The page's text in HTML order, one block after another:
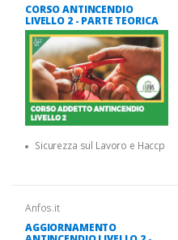
CORSO ANTINCENDIO
LIVELLO 2 - PARTE TEORICA
Sicurezza sul Lavoro e Haccp
Anfos.it
AGGIORNAMENTO